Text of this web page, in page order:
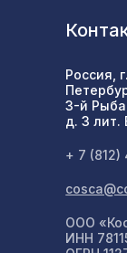
Россия,
3-й
д. 3 лит.
+ 7 (812)
ООО
ИНН